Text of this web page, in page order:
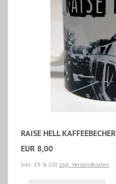
RAISE HELL KAFFEEBECHER
EUR 8,00
inkl. 19 % USt zzgl. Versandkosten